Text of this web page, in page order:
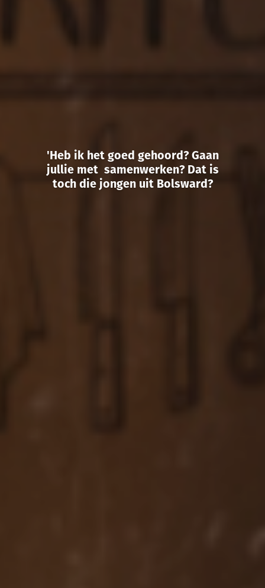
'Heb ik het goed gehoord? Gaan
jullie met samenwerken? Dat is
toch die jongen uit Bolsward?